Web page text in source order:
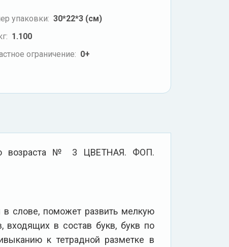
упаковки: 30*22*3 (см)
1.100
ограничение: 0+
возраста № 3 ЦВЕТНАЯ. ФОП.
слове, поможет развить мелкую
входящих в состав букв, букв по
к тетрадной разметке в